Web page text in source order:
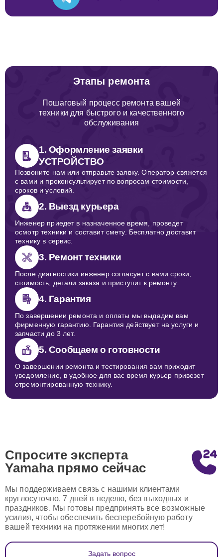
Этапы ремонта
Пошаговый процесс ремонта вашей
техники для быстрого и качественного
обслуживания
1. Оформление заявки
УСТРОЙСТВО
Позвоните нам или отправьте заявку. Оператор свяжется
с вами и проконсультирует по вопросам стоимости,
сроков и условий.
2. Выезд курьера
Инженер приедет в назначенное время, проведет
осмотр техники и составит смету. Бесплатно доставит
технику в сервис.
3. Ремонт техники
После диагностики инженер согласует с вами сроки,
стоимость, детали заказа и приступит к ремонту.
4. Гарантия
По завершении ремонта и оплаты мы выдадим вам
фирменную гарантию. Гарантия действует на услуги и
запчасти до 3 лет.
5. Сообщаем о готовности
О завершении ремонта и тестирования вам приходит
уведомление, в удобное для вас время курьер привезет
отремонтированную технику.
Спросите эксперта
Yamaha прямо сейчас
Мы поддерживаем связь с нашими клиентами
круглосуточно, 7 дней в неделю, без выходных и
праздников. Мы готовы предпринять все возможные
усилия, чтобы обеспечить бесперебойную работу
вашей техники на протяжении многих лет!
Задать вопрос